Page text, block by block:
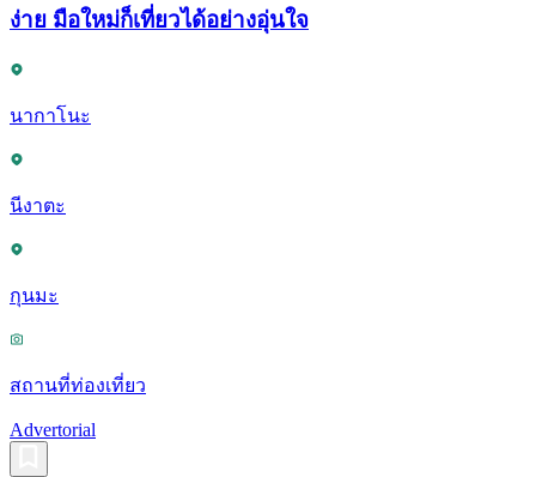
ง่าย มือใหม่ก็เที่ยวได้อย่างอุ่นใจ
นากาโนะ
นีงาตะ
กุนมะ
สถานที่ท่องเที่ยว
Advertorial